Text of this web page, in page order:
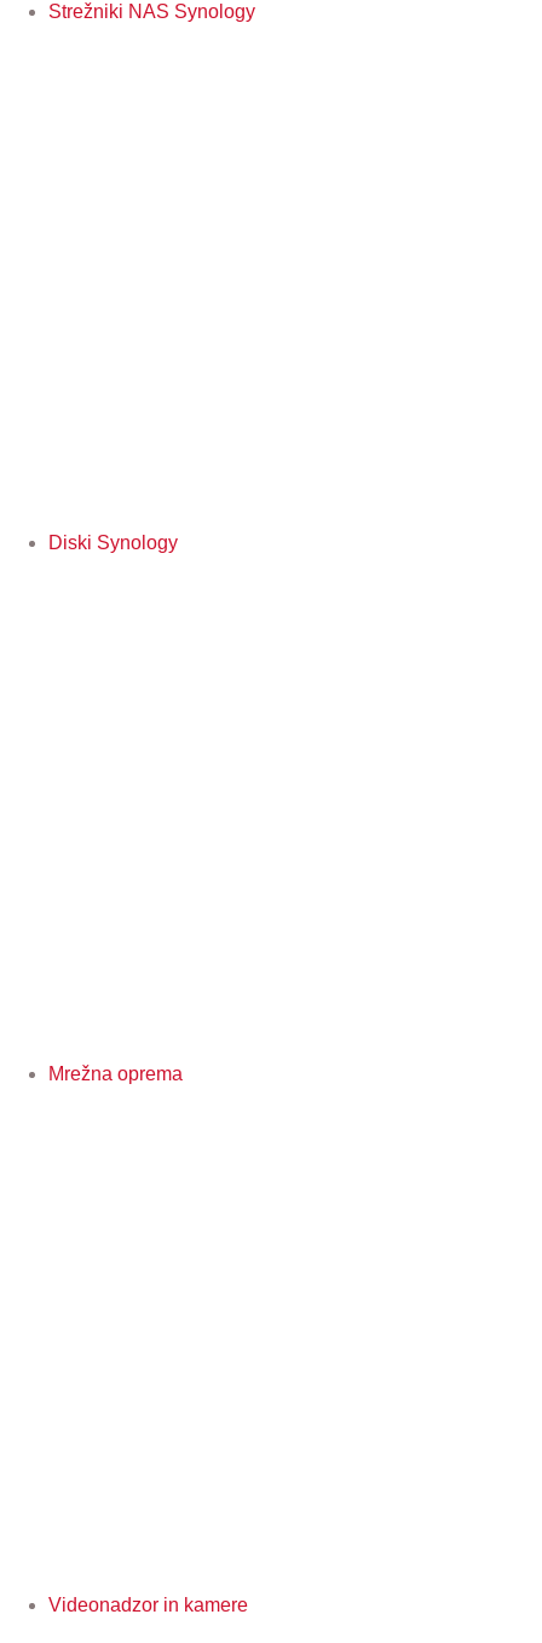
Strežniki NAS Synology
Diski Synology
Mrežna oprema
Videonadzor in kamere